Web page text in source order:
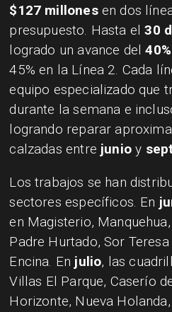
$127 millonesen dos
presupuesto. Hasta el30
logrado un avance del40%
45% en la Línea 2. Cada
equipo especializado que
durante la semana e
logrando reparar
calzadas entre junioy
Los trabajos se han
sectores específicos. En
en Magisterio,
Padre Hurtado, Sor
Encina. En julio, las
Villas El Parque, Caserío
Horizonte, Nueva